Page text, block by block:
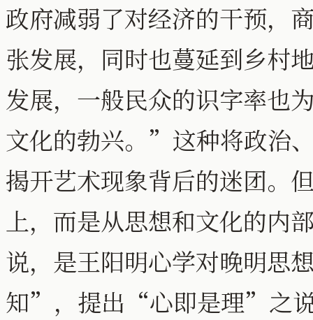
政府减弱了对经济的干预，
张发展，同时也蔓延到乡村
发展，一般民众的识字率也
文化的勃兴。”这种将政治
揭开艺术现象背后的迷团。
上，而是从思想和文化的内
说，是王阳明心学对晚明思
知”，提出“心即是理”之